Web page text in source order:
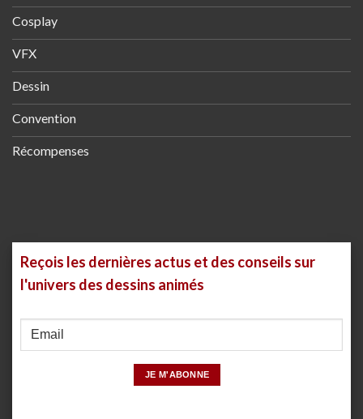
Cosplay
VFX
Dessin
Convention
Récompenses
Reçois les dernières actus et des conseils sur
l'univers des dessins animés